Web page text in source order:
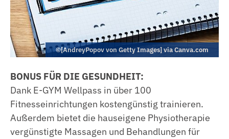
©[AndreyPopov von Getty Images] via Canva.com
BONUS FÜR DIE GESUNDHEIT:
Dank E-GYM Wellpass in über 100
Fitnesseinrichtungen kostengünstig trainieren.
Außerdem bietet die hauseigene Physiotherapie
vergünstigte Massagen und Behandlungen für